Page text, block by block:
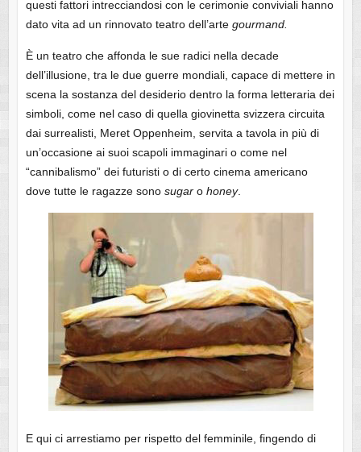
questi fattori intrecciandosi con le cerimonie conviviali hanno
dato vita ad un rinnovato teatro dell’arte gourmand.
È un teatro che affonda le sue radici nella decade
dell’illusione, tra le due guerre mondiali, capace di mettere in
scena la sostanza del desiderio dentro la forma letteraria dei
simboli, come nel caso di quella giovinetta svizzera circuita
dai surrealisti, Meret Oppenheim, servita a tavola in più di
un’occasione ai suoi scapoli immaginari o come nel
“cannibalismo” dei futuristi o di certo cinema americano
dove tutte le ragazze sono sugaro honey.
E qui ci arrestiamo per rispetto del femminile, fingendo di